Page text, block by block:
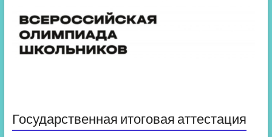
Государственная итоговая аттестация